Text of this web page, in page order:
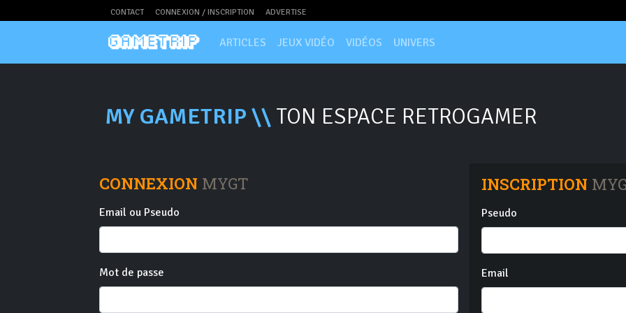
CONTACT CONNEXION / INSCRIPTION ADVERTISE
ARTICLES JEUX VIDÉO VIDÉOS UNIVERS
MY GAMETRIP \\ TON ESPACE RETROGAMER
CONNEXION MYGT
Email ou Pseudo
Mot de passe
INSCRIPTION
Pseudo
Email